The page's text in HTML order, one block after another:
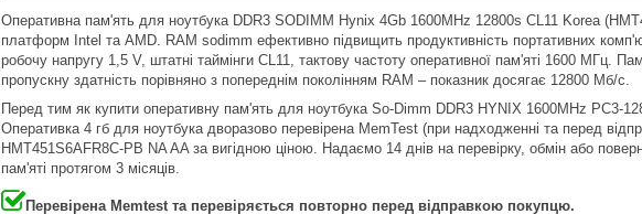
Оперативна пам'ять для ноутбука DDR3 SODIMM Hynix 4Gb 1600MHz 12800s CL11 Korea
платформ Intel та AMD. RAM sodimm ефективно підвищить продуктивність портативних
робочу напругу 1,5 V, штатні таймінги CL11, тактову частоту оперативної пам'яті 1600 МГц.
пропускну здатність порівняно з попереднім поколінням RAM – показник досягає 12800 Мб/с.
Перед тим як купити оперативну пам'ять для ноутбука So-Dimm DDR3 HYNIX 1600MHz PC3-
Оперативка 4 гб для ноутбука дворазово перевірена MemTest (при надходженні та перед
HMT451S6AFR8C-PB NA AA за вигідною ціною. Надаємо 14 днів на перевірку, обмін або
пам'яті протягом 3 місяців.
Перевірена Memtest та перевіряється повторно перед відправкою покупцю.